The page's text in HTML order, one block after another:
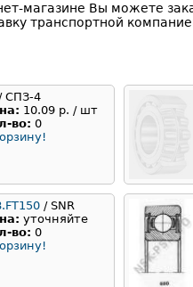
магазине Вы можете
транспортной
СПЗ-4
10.09 р. / шт
во: 0
/ SNR
уточняйте
во: 0